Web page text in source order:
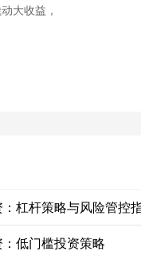
大收益，
杠杆策略与风险管控
低门槛投资策略